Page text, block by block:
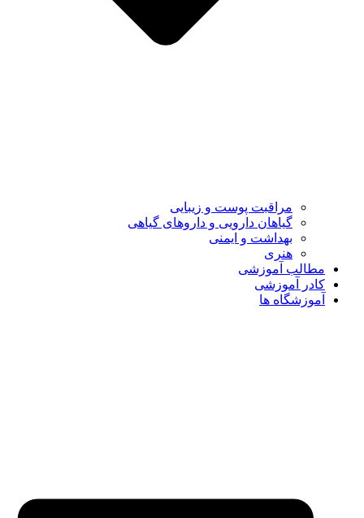
مراقبت پوست و زیبایی
گیاهان دارویی و داروهای گیاهی
بهداشت و ایمنی
هنری
مطالب آموزشی
کادر آموزشی
آموزشگاه ها